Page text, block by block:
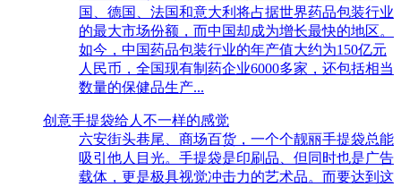
国、德国、法国和意大利将占据世界药品包装行业
的最大市场份额，而中国却成为增长最快的地区。
如今，中国药品包装行业的年产值大约为150亿元
人民币，全国现有制药企业6000多家，还包括相当
数量的保健品生产...
创意手提袋给人不一样的感觉
六安街头巷尾、商场百货，一个个靓丽手提袋总能
吸引他人目光。手提袋是印刷品、但同时也是广告
载体，更是极具视觉冲击力的艺术品。而要达到这